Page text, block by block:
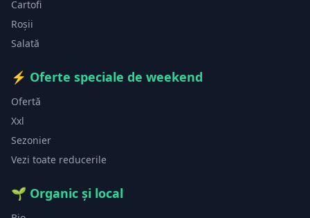
Cartofi
Roșii
Salată
⚡ Oferte speciale de weekend
Ofertă
Xxl
Sezonier
Vezi toate reducerile
🌱 Organic și local